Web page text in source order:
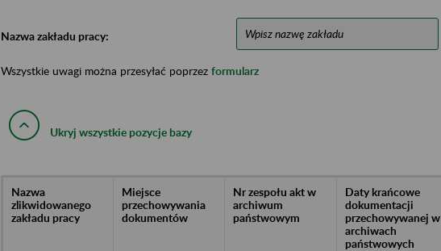
Nazwa zakładu pracy:
Wszystkie uwagi można przesyłać poprzez formularz
Ukryj wszystkie pozycje bazy
Nazwa
zlikwidowanego
zakładu pracy
Miejsce
przechowywania
dokumentów
Nr zespołu akt w
archiwum
państwowym
Daty krańcowe
dokumentacji
przechowywanej w
archiwach
państwowych